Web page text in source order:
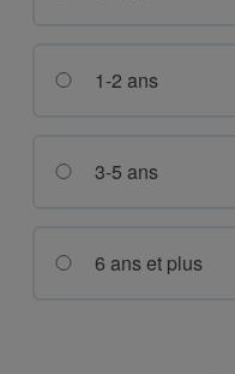
1-2 ans
3-5 ans
6 ans et plus